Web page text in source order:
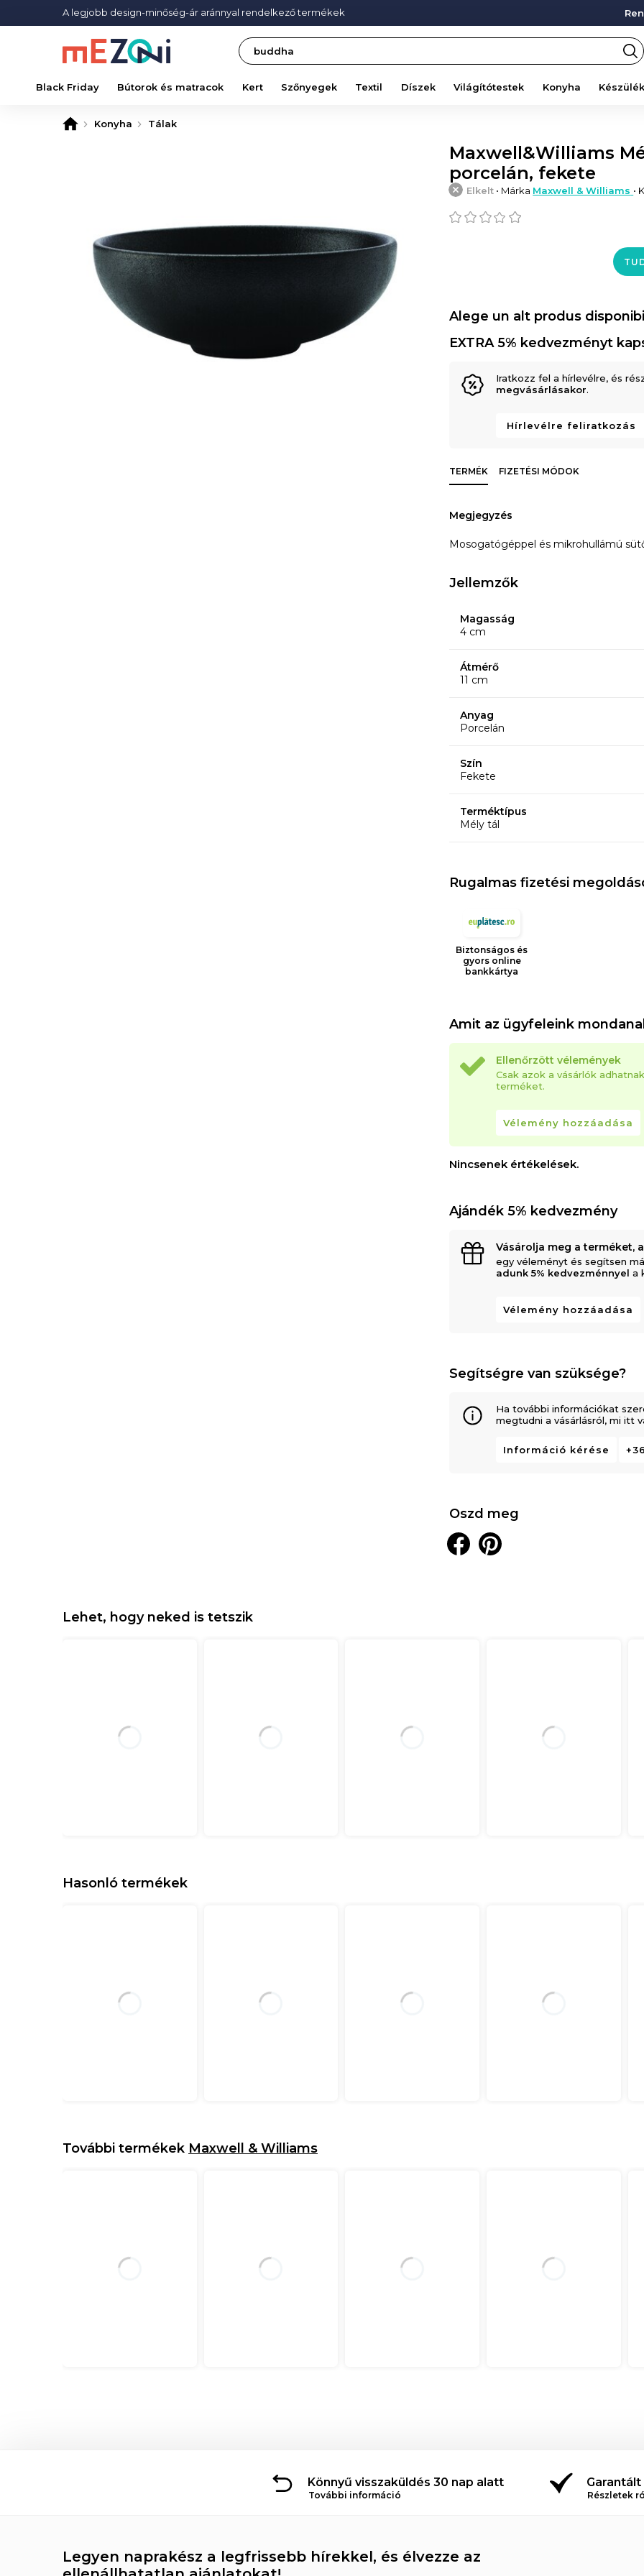
A legjobb design-minőség-ár aránnyal rendelkező termékek
Search
Black Friday Bútorok és matracok Kert Szőnyegek Textil Díszek Világítótestek Konyha
Konyha Tálak
Maxwell&Williams
porcelán, fekete
Elkelt • Márka Maxwell & Williams •
Alege un alt produs
EXTRA 5% kedvezményt
Iratkozz fel a hírlevélre, és
megvásárlásakor.
Hírlevélre feliratkozás
TERMÉK FIZETÉSI MÓDOK
Megjegyzés
Mosogatógéppel és mikrohullámú
Jellemzők
Magasság
4 cm
Átmérő
11 cm
Anyag
Porcelán
Szín
Fekete
Terméktípus
Mély tál
Rugalmas fizetési
Biztonságos és
gyors online
bankkártya
Amit az ügyfeleink
Ellenőrzött vélemények
Csak azok a vásárlók
terméket.
Vélemény hozzáadása
Nincsenek értékelések.
Ajándék 5% kedvezmény
Vásárolja meg a terméket,
egy véleményt és segítsen
adunk 5% kedvezménnyel a
Vélemény hozzáadása
Segítségre van szüksége?
Ha további információkat
megtudni a vásárlásról, mi itt
Információ kérése
Oszd meg
Lehet, hogy neked is tetszik
Hasonló termékek
További termékek Maxwell & Williams
Könnyű visszaküldés 30 nap alatt
További információ Részletek
Legyen naprakész a legfrissebb hírekkel, és élvezze az